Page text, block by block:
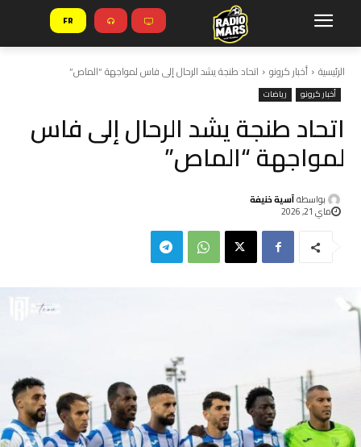
FR
الرئيسية أخبار كرونو اتحاد طنجة يشد الرحال إلى فاس لمواجهة “الماص”
أخبار كرونو رياضات
اتحاد طنجة يشد الرحال إلى فاس
لمواجهة “الماص”
بواسطةآسية خنيفة
ماي 21, 2026